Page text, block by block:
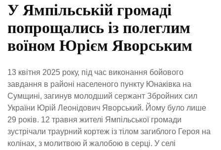
У Ямпільській громаді
попрощались із полеглим
воїном Юрієм Яворським
13 квітня 2025 року, під час виконання бойового
завдання в районі населеного пункту Юнаківка на
Сумщині, загинув молодший сержант Збройних сил
України Юрій Леонідович Яворський. Йому було лише
29 років. 12 травня жителі Ямпільської громади
зустрічали траурний кортеж із тілом загиблого Героя на
колінах, з молитвою й жалобою в серці. У селі